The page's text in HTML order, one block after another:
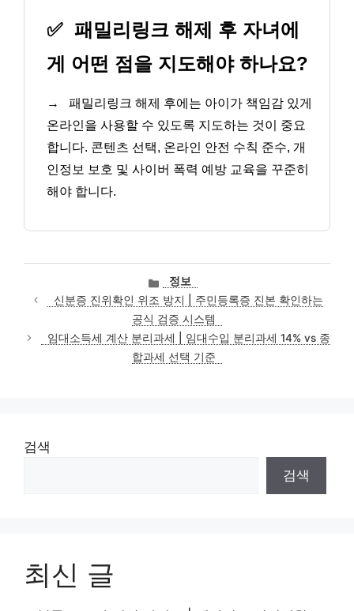
✅ 패밀리링크 해제 후 자녀에
게 어떤 점을 지도해야 하나요?
→
패밀리링크 해제 후에는 아이가 책임감 있게
온라인을 사용할 수 있도록 지도하는 것이 중요
합니다. 콘텐츠 선택, 온라인 안전 수칙 준수, 개
인정보 보호 및 사이버 폭력 예방 교육을 꾸준히
해야 합니다.
카
테
고
리
정보
신분증 진위확인 위조 방지 | 주민등록증 진본 확인하는
공식 검증 시스템
임대소득세 계산 분리과세 | 임대수입 분리과세 14% vs 종
합과세 선택 기준
검색
검색
최신 글